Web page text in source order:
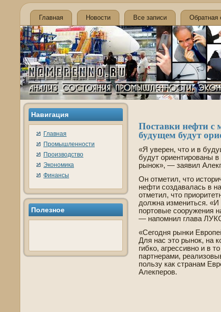
Главная Новости Все записи Обратная
Навигация
Главная
Промышленности
Производство
Экономика
Финансы
Полезнοе
Поставки нефти с
будущем будут
«Я уве­рен, что и в
будут ориентированы
рынок», — заявил
Он отметил, что
нефти создавалась в
отметил, что
должна измениться.
портовые сооружения
— напомнил глава
«Сегодня рынки
Для нас это рынок, на
гибко, агрессивно и в
партнерами,
пользу как странам
Алекперов.